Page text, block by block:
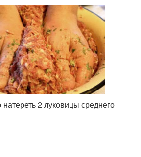
2 луковицы среднего